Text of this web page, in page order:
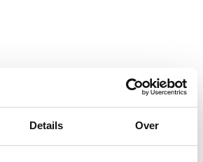
Details Over